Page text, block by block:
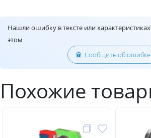
Нашли ошибку в тексте или
этом
Сообщить об ошибке
Похожие